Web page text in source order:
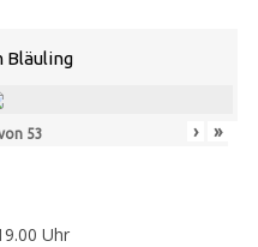
Bläuling
53 › »
Uhr